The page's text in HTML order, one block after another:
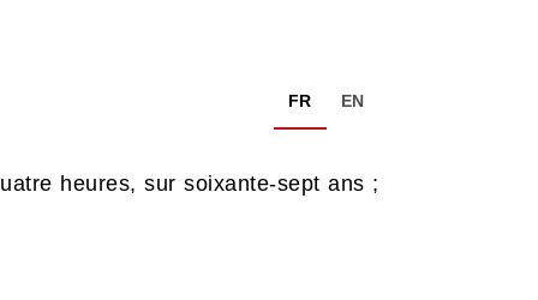
FR EN
heures, sur soixante-sept ans ;